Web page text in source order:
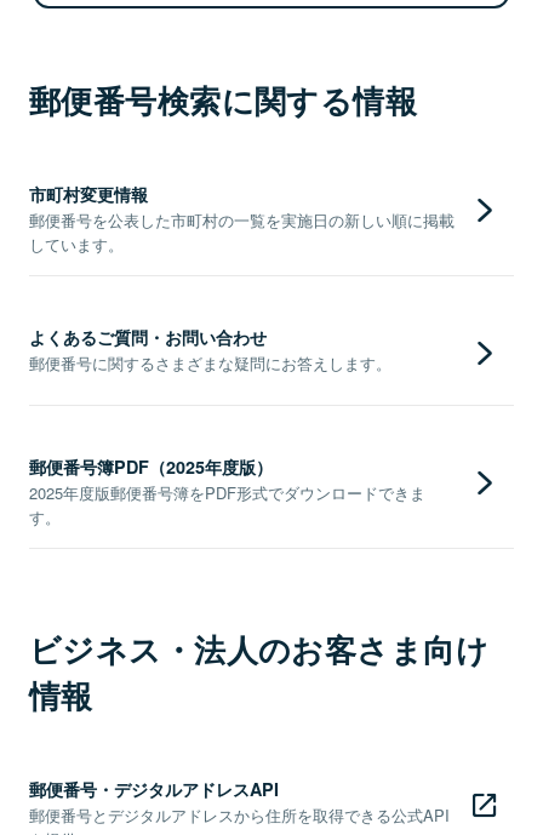
郵便番号検索に関する情報
市町村変更情報
郵便番号を公表した市町村の一覧を実施日の新しい順に掲載
しています。
よくあるご質問・お問い合わせ
郵便番号に関するさまざまな疑問にお答えします。
郵便番号簿PDF（2025年度版）
2025年度版郵便番号簿をPDF形式でダウンロードできま
す。
ビジネス・法人のお客さま向け
情報
郵便番号・デジタルアドレスAPI
郵便番号とデジタルアドレスから住所を取得できる公式API